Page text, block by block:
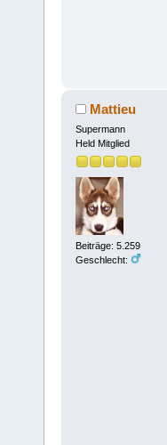
Mattieu
Supermann
Held Mitglied
Beiträge: 5.259
Geschlecht: